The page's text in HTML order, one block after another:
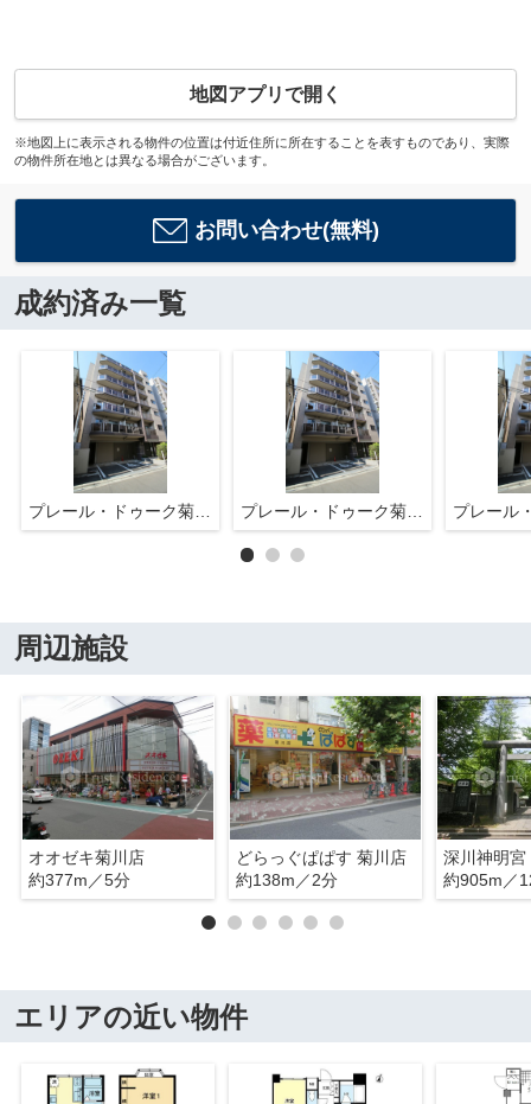
地図アプリで開く
※地図上に表示される物件の位置は付近住所に所在することを表すものであり、実際
の物件所在地とは異なる場合がございます。
お問い合わせ(無料)
成約済み一覧
プレール・ドゥーク菊川駅前 プレール・ドゥーク菊川駅前
周辺施設
オオゼキ菊川店
約377m／5分
どらっぐぱぱす 菊川店
約138m／2分
深川神明宮
約905m／
エリアの近い物件